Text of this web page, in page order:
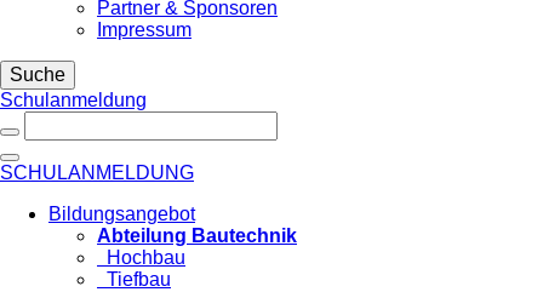
Partner & Sponsoren
Impressum
Suche
Schulanmeldung
SCHULANMELDUNG
Bildungsangebot
Abteilung Bautechnik
Hochbau
Tiefbau